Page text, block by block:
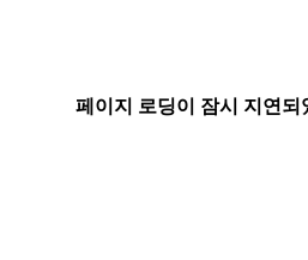
페이지 로딩이 잠시 지연